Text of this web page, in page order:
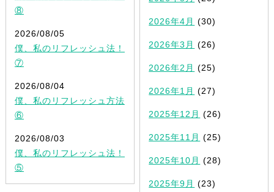
⑧
2026/08/05
僕、私のリフレッシュ法！
⑦
2026/08/04
僕、私のリフレッシュ方法
⑥
2026/08/03
僕、私のリフレッシュ法！
⑤
2026年4月 (30)
2026年3月 (26)
2026年2月 (25)
2026年1月 (27)
2025年12月 (26)
2025年11月 (25)
2025年10月 (28)
2025年9月 (23)